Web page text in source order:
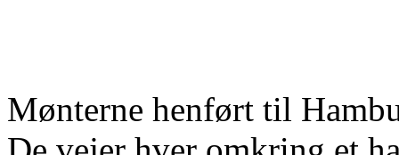
Mønterne henført til